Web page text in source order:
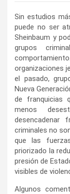
Sin estudios
puede no ser
Sheinbaum y
grupos
organizaciones
el pasado,
Nueva
de franquicias
menos
desencadenar
criminales no
que las
priorizado la
presión de
visibles de
Algunos